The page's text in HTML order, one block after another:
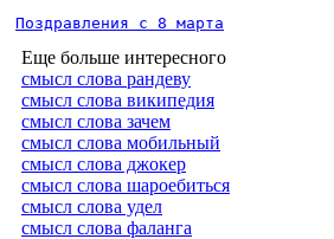
Поздравления с 8 марта
Еще больше интересного
смысл слова рандеву
смысл слова википедия
смысл слова зачем
смысл слова мобильный
смысл слова джокер
смысл слова шароебиться
смысл слова удел
смысл слова фаланга